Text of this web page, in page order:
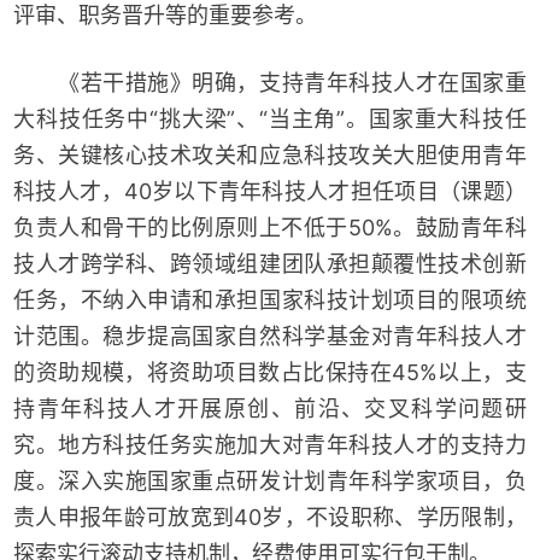
评审、职务晋升等的重要参考。
《若干措施》明确，支持青年科技人才在国家重
大科技任务中“挑大梁”、“当主角”。国家重大科技任
务、关键核心技术攻关和应急科技攻关大胆使用青年
科技人才，40岁以下青年科技人才担任项目（课题）
负责人和骨干的比例原则上不低于50%。鼓励青年科
技人才跨学科、跨领域组建团队承担颠覆性技术创新
任务，不纳入申请和承担国家科技计划项目的限项统
计范围。稳步提高国家自然科学基金对青年科技人才
的资助规模，将资助项目数占比保持在45%以上，支
持青年科技人才开展原创、前沿、交叉科学问题研
究。地方科技任务实施加大对青年科技人才的支持力
度。深入实施国家重点研发计划青年科学家项目，负
责人申报年龄可放宽到40岁，不设职称、学历限制，
探索实行滚动支持机制，经费使用可实行包干制。